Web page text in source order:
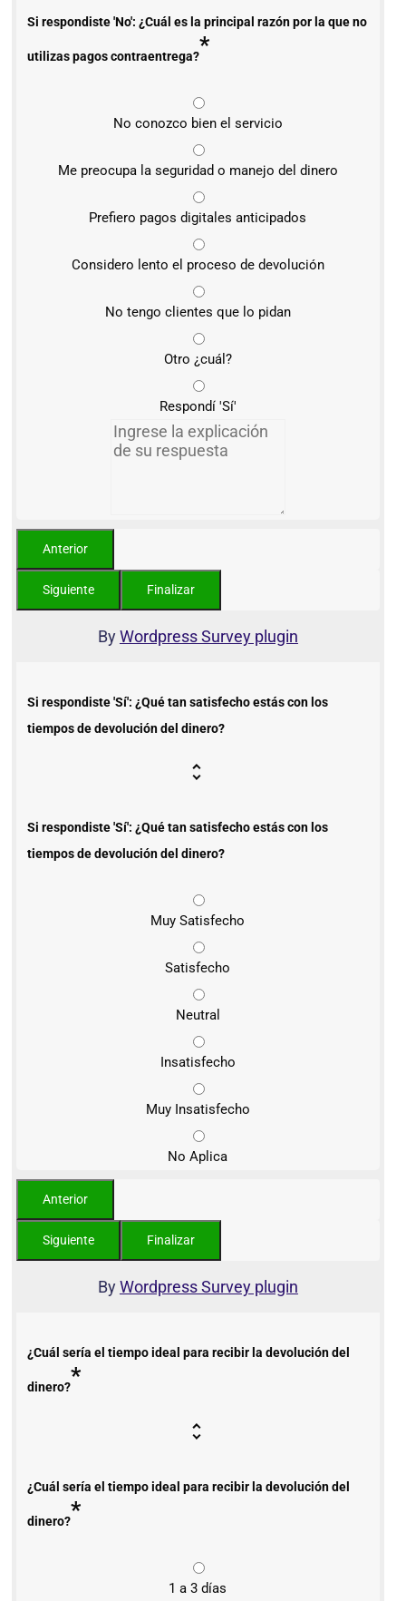
Si respondiste 'No': ¿Cuál es la principal razón por la que no
utilizas pagos contraentrega?*
No conozco bien el servicio
Me preocupa la seguridad o manejo del dinero
Prefiero pagos digitales anticipados
Considero lento el proceso de devolución
No tengo clientes que lo pidan
Otro ¿cuál?
Respondí 'Sí'
ByWordpress Survey plugin
Si respondiste 'Sí': ¿Qué tan satisfecho estás con los
tiempos de devolución del dinero?
Si respondiste 'Sí': ¿Qué tan satisfecho estás con los
tiempos de devolución del dinero?
Muy Satisfecho
Satisfecho
Neutral
Insatisfecho
Muy Insatisfecho
No Aplica
ByWordpress Survey plugin
¿Cuál sería el tiempo ideal para recibir la devolución del
dinero?*
¿Cuál sería el tiempo ideal para recibir la devolución del
dinero?*
1 a 3 días